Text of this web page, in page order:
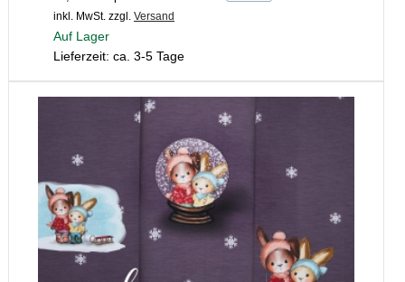
inkl. MwSt. zzgl. Versand
Auf Lager
Lieferzeit: ca. 3-5 Tage